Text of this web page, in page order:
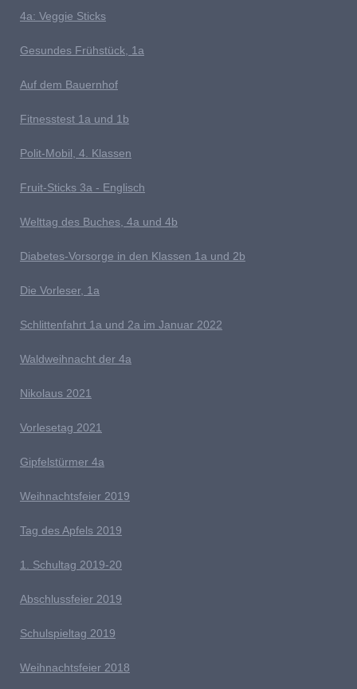
4a: Veggie Sticks
Gesundes Frühstück, 1a
Auf dem Bauernhof
Fitnesstest 1a und 1b
Polit-Mobil, 4. Klassen
Fruit-Sticks 3a - Englisch
Welttag des Buches, 4a und 4b
Diabetes-Vorsorge in den Klassen 1a und 2b
Die Vorleser, 1a
Schlittenfahrt 1a und 2a im Januar 2022
Waldweihnacht der 4a
Nikolaus 2021
Vorlesetag 2021
Gipfelstürmer 4a
Weihnachtsfeier 2019
Tag des Apfels 2019
1. Schultag 2019-20
Abschlussfeier 2019
Schulspieltag 2019
Weihnachtsfeier 2018